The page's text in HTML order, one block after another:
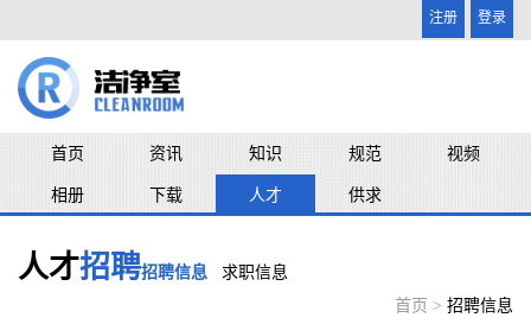
注册 登录
首页 资讯 知识 规范 视频
相册 下载 人才 供求
人才招聘招聘信息
求职信息
首页 > 招聘信息